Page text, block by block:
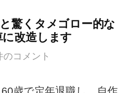
驚くタメゴロー的な
に改造します
のコメント